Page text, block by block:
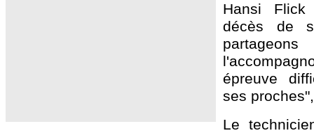
Hansi
décès de
épreuve
ses
Le